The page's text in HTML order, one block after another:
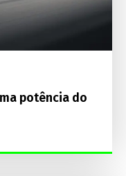
potência do